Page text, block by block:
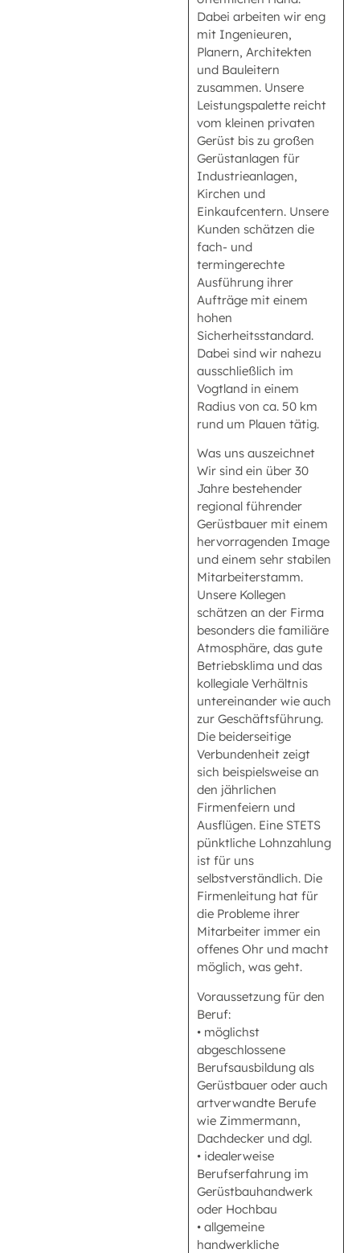
Dabei arbeiten wir eng
mit Ingenieuren,
Planern, Architekten
und Bauleitern
zusammen. Unsere
Leistungspalette reicht
vom kleinen privaten
Gerüst bis zu großen
Gerüstanlagen für
Industrieanlagen,
Kirchen und
Einkaufcentern. Unsere
Kunden schätzen die
fach- und
termingerechte
Ausführung ihrer
Aufträge mit einem
hohen
Sicherheitsstandard.
Dabei sind wir nahezu
ausschließlich im
Vogtland in einem
Radius von ca. 50 km
rund um Plauen tätig.
Was uns auszeichnet
Wir sind ein über 30
Jahre bestehender
regional führender
Gerüstbauer mit einem
hervorragenden Image
und einem sehr stabilen
Mitarbeiterstamm.
Unsere Kollegen
schätzen an der Firma
besonders die familiäre
Atmosphäre, das gute
Betriebsklima und das
kollegiale Verhältnis
untereinander wie auch
zur Geschäftsführung.
Die beiderseitige
Verbundenheit zeigt
sich beispielsweise an
den jährlichen
Firmenfeiern und
Ausflügen. Eine STETS
pünktliche Lohnzahlung
ist für uns
selbstverständlich. Die
Firmenleitung hat für
die Probleme ihrer
Mitarbeiter immer ein
offenes Ohr und macht
möglich, was geht.
Voraussetzung für den
Beruf:
• möglichst
abgeschlossene
Berufsausbildung als
Gerüstbauer oder auch
artverwandte Berufe
wie Zimmermann,
Dachdecker und dgl.
• idealerweise
Berufserfahrung im
Gerüstbauhandwerk
oder Hochbau
• allgemeine
handwerkliche